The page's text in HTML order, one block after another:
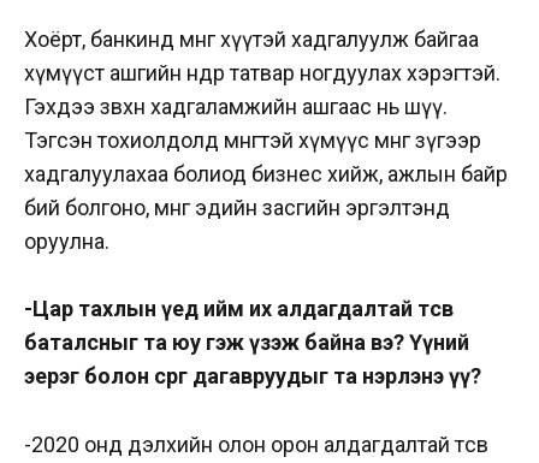
Хоёрт, банкинд мөнгөө хүүтэй хадгалуулж байгаа
хүмүүст ашгийн өндөр татвар ногдуулах хэрэгтэй.
Гэхдээ зөвхөн хадгаламжийн ашгаас нь шүү.
Тэгсэн тохиолдолд мөнгөтэй хүмүүс мөнгөө зүгээр
хадгалуулахаа болиод бизнес хийж, ажлын байр
бий болгоно, мөнгөө эдийн засгийн эргэлтэнд
оруулна.
-Цар тахлын үед ийм их алдагдалтай төсөв
баталсныг та юу гэж үзэж байна вэ? Үүний
эерэг болон сөрөг дагавруудыг та нэрлэнэ үү?
-2020 онд дэлхийн олон орон алдагдалтай төсөв